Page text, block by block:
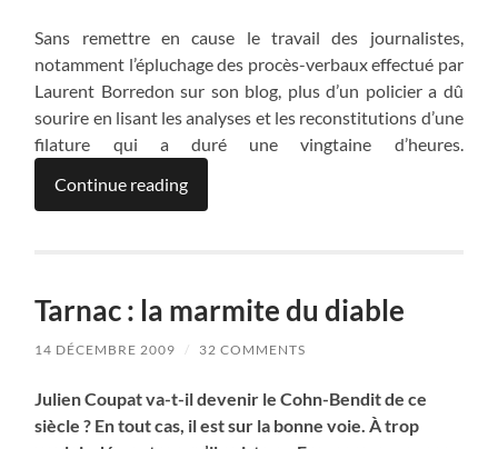
Sans remettre en cause le travail des journalistes,
notamment l’épluchage des procès-verbaux effectué par
Laurent Borredon sur son blog, plus d’un policier a dû
sourire en lisant les analyses et les reconstitutions d’une
filature qui a duré une vingtaine d’heures.
Continue reading
Tarnac : la marmite du diable
14 DÉCEMBRE 2009 / 32 COMMENTS
Julien Coupat va-t-il devenir le Cohn-Bendit de ce
siècle ? En tout cas, il est sur la bonne voie. À trop